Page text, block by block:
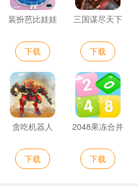
装扮芭比娃娃
下载
三国谋尽天下
下载
贪吃机器人
下载
2048果冻合并
下载